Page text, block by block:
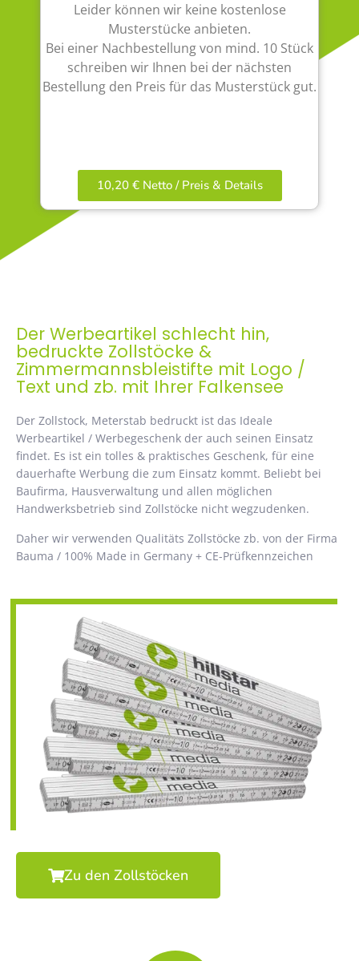
Leider können wir keine kostenlose
Musterstücke anbieten.
Bei einer Nachbestellung von mind. 10 Stück
schreiben wir Ihnen bei der nächsten
Bestellung den Preis für das Musterstück gut.
10,20 € Netto / Preis & Details
Der Werbeartikel schlecht hin,
bedruckte Zollstöcke &
Zimmermannsbleistifte mit Logo /
Text und zb. mit Ihrer Falkensee
Der Zollstock, Meterstab bedruckt ist das Ideale
Werbeartikel / Werbegeschenk der auch seinen Einsatz
findet. Es ist ein tolles & praktisches Geschenk, für eine
dauerhafte Werbung die zum Einsatz kommt. Beliebt bei
Baufirma, Hausverwaltung und allen möglichen
Handwerksbetrieb sind Zollstöcke nicht wegzudenken.
Daher wir verwenden Qualitäts Zollstöcke zb. von der Firma
Bauma / 100% Made in Germany + CE-Prüfkennzeichen
Zu den Zollstöcken